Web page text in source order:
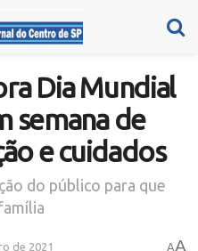
Dia Mundial
semana de
e cuidados
do público para que
de 2021 AA